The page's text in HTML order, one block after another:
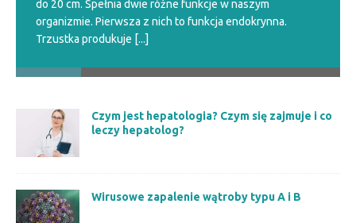
do 20 cm. Spełnia dwie różne funkcje w naszym
organizmie. Pierwsza z nich to funkcja endokrynna.
Trzustka produkuje [...]
Czym jest hepatologia? Czym się zajmuje i co
leczy hepatolog?
Wirusowe zapalenie wątroby typu A i B